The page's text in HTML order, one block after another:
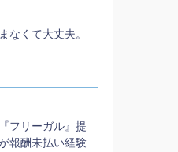
なくて大丈夫。
フリーガル』提
報酬未払い経験